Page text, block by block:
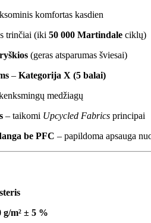
komfortas kasdien
trinčiai (iki 50 000 Martindale ciklų)
(geras atsparumas šviesai)
– Kategorija X (5 balai)
medžiagų
– taikomi Upcycled Fabrics principai
be PFC – papildoma apsauga
g/m² ± 5 %